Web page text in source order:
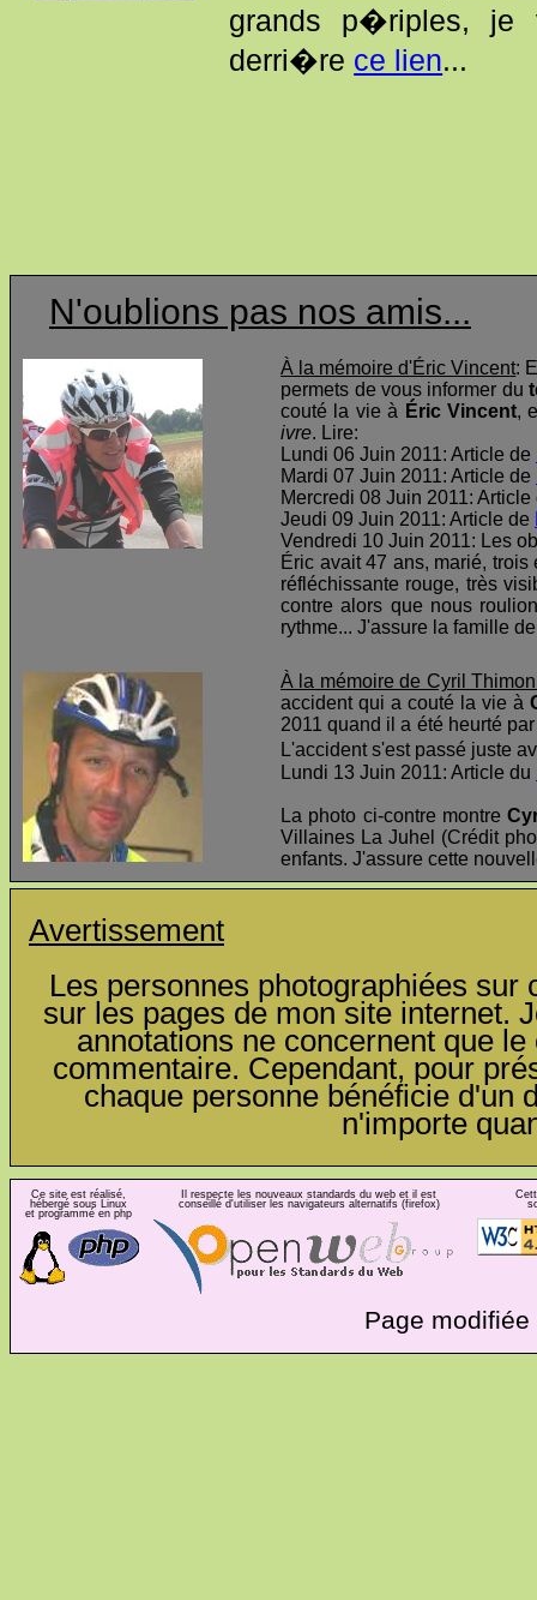
grands p�riples, je
derri�re ce lien...
N'oublions pas nos amis...
À la mémoire d'Éric Vincent:
permets de vous informer du
couté la vie à Éric Vincent,
ivre. Lire:
Lundi 06 Juin 2011: Article de
Mardi 07 Juin 2011: Article de
Mercredi 08 Juin 2011:
Jeudi 09 Juin 2011: Article de
Vendredi 10 Juin 2011: Les
Éric avait 47 ans, marié,
réfléchissante rouge, très
contre alors que nous
rythme... J'assure la famille
À la mémoire de Cyril
accident qui a couté la vie à
2011 quand il a été heurté
L'accident s'est passé juste
Lundi 13 Juin 2011: Article du
La photo ci-contre montre
Villaines La Juhel (Crédit
enfants. J'assure cette
Avertissement
Les personnes photographiées
sur les pages de mon site internet.
annotations ne concernent que
commentaire. Cependant, pour
chaque personne bénéficie d'un
n'importe
Ce site est réalisé,
hébergé sous Linux
et programmé en php
Il respecte les nouveaux standards du web et il est
conseillé d'utiliser les navigateurs alternatifs (firefox)
Page